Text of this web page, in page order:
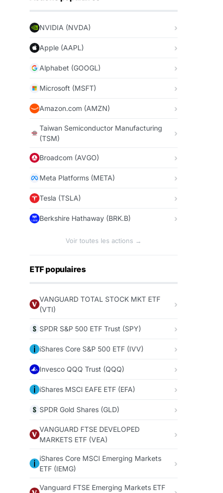
NVIDIA (NVDA)
Apple (AAPL)
Alphabet (GOOGL)
Microsoft (MSFT)
Amazon.com (AMZN)
Taiwan Semiconductor Manufacturing
(TSM)
Broadcom (AVGO)
Meta Platforms (META)
Tesla (TSLA)
Berkshire Hathaway (BRK.B)
Voir toutes les actions →
ETF populaires
VANGUARD TOTAL STOCK MKT ETF
(VTI)
SPDR S&P 500 ETF Trust (SPY)
iShares Core S&P 500 ETF (IVV)
Invesco QQQ Trust (QQQ)
iShares MSCI EAFE ETF (EFA)
SPDR Gold Shares (GLD)
VANGUARD FTSE DEVELOPED
MARKETS ETF (VEA)
iShares Core MSCI Emerging Markets
ETF (IEMG)
Vanguard FTSE Emerging Markets ETF